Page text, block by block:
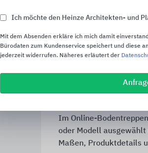
DOLLE
Im Online-
oder Modell
Maßen, Produktdetails
Ich möchte den Heinze Architekten- und
Mit dem Absenden erkläre ich mich damit
Bürodaten zum Kundenservice speichert und diese
jederzeit widerrufen. Näheres erläutert der